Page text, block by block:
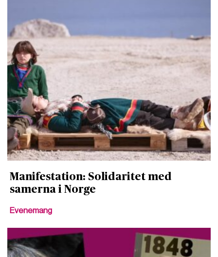
Manifestation: Solidaritet med
samerna i Norge
Evenemang